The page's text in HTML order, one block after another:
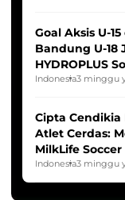
Goal Aksis U-
Bandung U-18
HYDROPLUS
2025/2026
Indonesia3 minggu
Cipta Cendikia
Atlet Cerdas:
MilkLife
HYDROPLUS
Indonesia3 minggu